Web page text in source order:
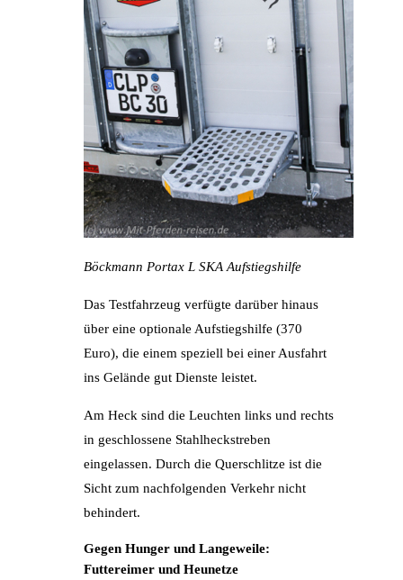
Böckmann Portax L SKA Aufstiegshilfe
Das Testfahrzeug verfügte darüber hinaus
über eine optionale Aufstiegshilfe (370
Euro), die einem speziell bei einer Ausfahrt
ins Gelände gut Dienste leistet.
Am Heck sind die Leuchten links und rechts
in geschlossene Stahlheckstreben
eingelassen. Durch die Querschlitze ist die
Sicht zum nachfolgenden Verkehr nicht
behindert.
Gegen Hunger und Langeweile:
Futtereimer und Heunetze